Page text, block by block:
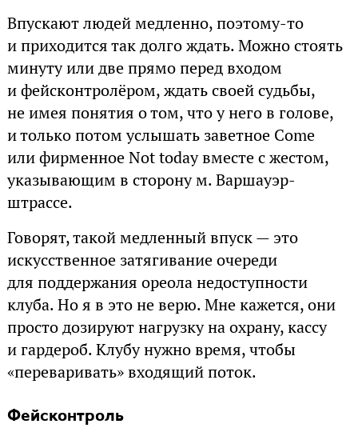
Впускают людей медленно, поэтому-то
и приходится так долго ждать. Можно стоять
минуту или две прямо перед входом
и фейсконтролёром, ждать своей судьбы,
не имея понятия о том, что у него в голове,
и только потом услышать заветное Come
или фирменное Not today вместе с жестом,
указывающим в сторону м. Варшауэр-
штрассе.
Говорят, такой медленный впуск — это
искусственное затягивание очереди
для поддержания ореола недоступности
клуба. Но я в это не верю. Мне кажется, они
просто дозируют нагрузку на охрану, кассу
и гардероб. Клубу нужно время, чтобы
«переваривать» входящий поток.
Фейсконтроль